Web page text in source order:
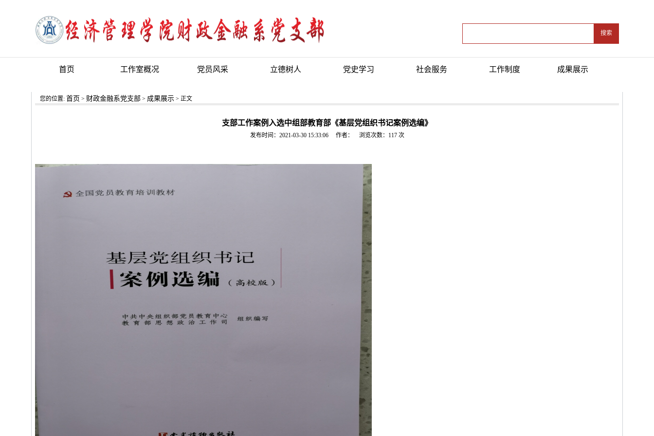
搜索
首页 工作室概况 党员风采 立德树人 党史学习 社会服务 工作制度 成果展示
您的位置: 首页 > 财政金融系党支部 > 成果展示 > 正文
支部工作案例入选中组部教育部《基层党组织书记案例选编》
发布时间：2021-03-30 15:33:06 作者： 浏览次数： 117次